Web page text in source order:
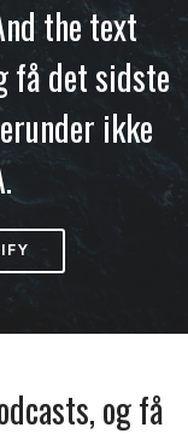
the text
få det sidste
ikke
og få